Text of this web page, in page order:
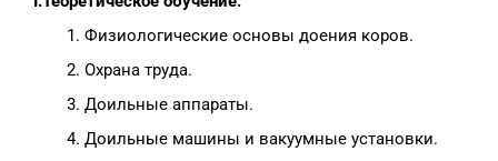
1. Физиологические основы доения коров.
2. Охрана труда.
3. Доильные аппараты.
4. Доильные машины и вакуумные установки.